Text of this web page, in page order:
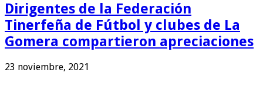
Dirigentes de la Federación
Tinerfeña de Fútbol y clubes de La
Gomera compartieron apreciaciones
23 noviembre, 2021